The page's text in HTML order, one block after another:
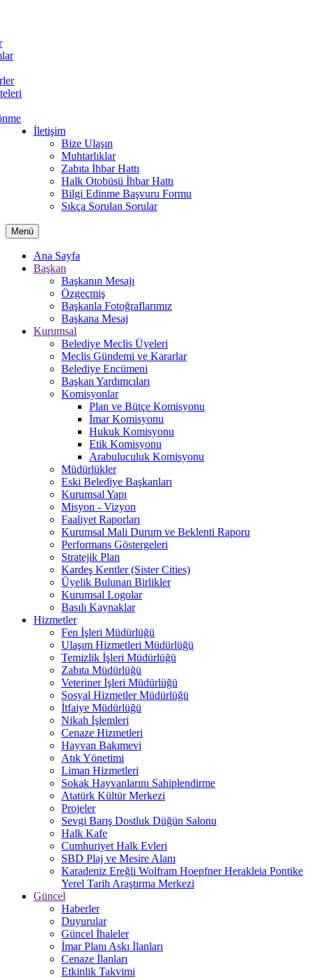
İletişim
Bize Ulaşın
Muhtarlıklar
Zabıta İhbar Hattı
Halk Otobüsü İhbar Hattı
Bilgi Edinme Başvuru Formu
Sıkça Sorulan Sorular
Menü
Ana Sayfa
Başkan
Başkanın Mesajı
Özgeçmiş
Başkanla Fotoğraflarımız
Başkana Mesaj
Kurumsal
Belediye Meclis Üyeleri
Meclis Gündemi ve Kararlar
Belediye Encümeni
Başkan Yardımcıları
Komisyonlar
Plan ve Bütçe Komisyonu
İmar Komisyonu
Hukuk Komisyonu
Etik Komisyonu
Arabuluculuk Komisyonu
Müdürlükler
Eski Belediye Başkanları
Kurumsal Yapı
Misyon - Vizyon
Faaliyet Raporları
Kurumsal Mali Durum ve Beklenti Raporu
Performans Göstergeleri
Stratejik Plan
Kardeş Kentler (Sister Cities)
Üyelik Bulunan Birlikler
Kurumsal Logolar
Basılı Kaynaklar
Hizmetler
Fen İşleri Müdürlüğü
Ulaşım Hizmetleri Müdürlüğü
Temizlik İşleri Müdürlüğü
Zabıta Müdürlüğü
Veteriner İşleri Müdürlüğü
Sosyal Hizmetler Müdürlüğü
İtfaiye Müdürlüğü
Nikah İşlemleri
Cenaze Hizmetleri
Hayvan Bakımevi
Atık Yönetimi
Liman Hizmetleri
Sokak Hayvanlarını Sahiplendirme
Atatürk Kültür Merkezi
Projeler
Sevgi Barış Dostluk Düğün Salonu
Halk Kafe
Cumhuriyet Halk Evleri
SBD Plaj ve Mesire Alanı
Karadeniz Ereğli Wolfram Hoepfner Herakleia Pontike
Yerel Tarih Araştırma Merkezi
Güncel
Haberler
Duyurular
Güncel İhaleler
İmar Planı Askı İlanları
Cenaze İlanları
Etkinlik Takvimi